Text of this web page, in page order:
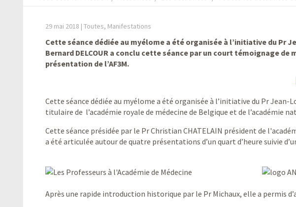
29 mai 2018 | Toutes, Manifestations
Cette séance dédiée au myélome a été organisée à l’initiative du Pr
Bernard DELCOUR a conclu cette séance par un court témoignage
présentation de l’AF3M.
Cette séance dédiée au myélome a été organisée à l’initiative du Pr
titulaire de l’académie royale de médecine de Belgique et de l’académie
Cette séance présidée par le Pr Christian CHATELAIN président de
a été articulée autour de quatre présentations d’un quart d’heure suivie
Après une rapide introduction historique par le Pr Michaux, elle a permis